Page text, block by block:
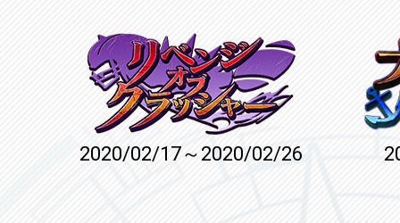
2020/02/17～2020/02/26